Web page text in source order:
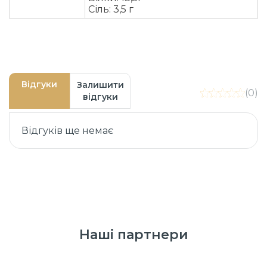
Сіль: 3,5 г
Відгуки
Залишити
відгуки
(0)
Відгуків ще немає
Наші партнери